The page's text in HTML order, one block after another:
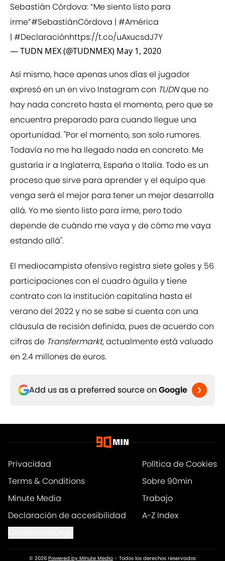
Sebastián Córdova: “Me siento listo para
irme”#SebastiánCórdova | #América
| #Declaraciónhttps://t.co/uAxucsdJ7Y
— TUDN MEX (@TUDNMEX) May 1, 2020
Así mismo, hace apenas unos días el jugador
expresó en un en vivo Instagram con TUDNque no
hay nada concreto hasta el momento, pero que se
encuentra preparado para cuando llegue una
oportunidad. "Por el momento, son solo rumores.
Todavía no me ha llegado nada en concreto. Me
gustaría ir a Inglaterra, España o Italia. Todo es un
proceso que sirve para aprender y el equipo que
venga será el mejor para tener un mejor desarrolla
allá. Yo me siento listo para irme, pero todo
depende de cuándo me vaya y de cómo me vaya
estando allá".
El mediocampista ofensivo registra siete goles y 56
participaciones con el cuadro águila y tiene
contrato con la institución capitalina hasta el
verano del 2022 y no se sabe si cuenta con una
cláusula de recisión definida, pues de acuerdo con
cifras de Transfermarkt, actualmente está valuado
en 2.4 millones de euros.
Add us as a preferred source on Google
Privacidad
Política de Cookies
Terms & Conditions
Sobre 90min
Minute Media
Trabajo
Declaración de accesibilidad
A-Z Index
© 2026 Powered by Minute Media - Todos los derechos reservados